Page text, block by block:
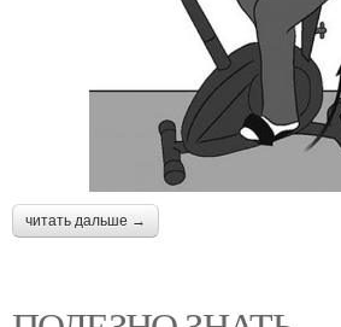
читать дальше →